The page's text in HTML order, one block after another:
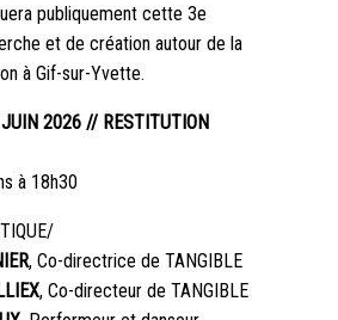
publiquement cette 3e
et de création autour de la
à Gif-sur-Yvette.
2026 // RESTITUTION
à 18h30
, Co-directrice de TANGIBLE
, Co-directeur de TANGIBLE